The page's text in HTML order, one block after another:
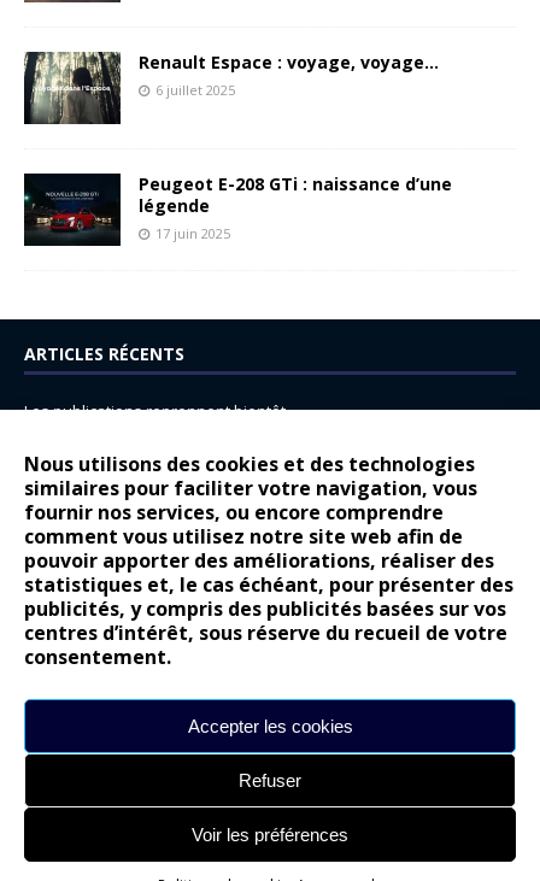
Nous utilisons des cookies et des technologies
similaires pour faciliter votre navigation, vous
fournir nos services, ou encore comprendre
comment vous utilisez notre site web afin de
pouvoir apporter des améliorations, réaliser des
statistiques et, le cas échéant, pour présenter des
publicités, y compris des publicités basées sur vos
centres d’intérêt, sous réserve du recueil de votre
consentement.
Accepter les cookies
Refuser
Voir les préférences
Renault Espace : voyage, voyage…
6 juillet 2025
Peugeot E-208 GTi : naissance d’une
légende
17 juin 2025
ARTICLES RÉCENTS
Les publications reprennent bientôt…
14 juillet : nouveau film de marque pour Citroën
Renault Espace : voyage, voyage…
Peugeot E-208 GTi : naissance d’une légende
COMMENTAIRES RÉCENTS
Bernard Dardartdans
Gilly
gyo
Lancia Ypsilon : naturellement envoûtante ?